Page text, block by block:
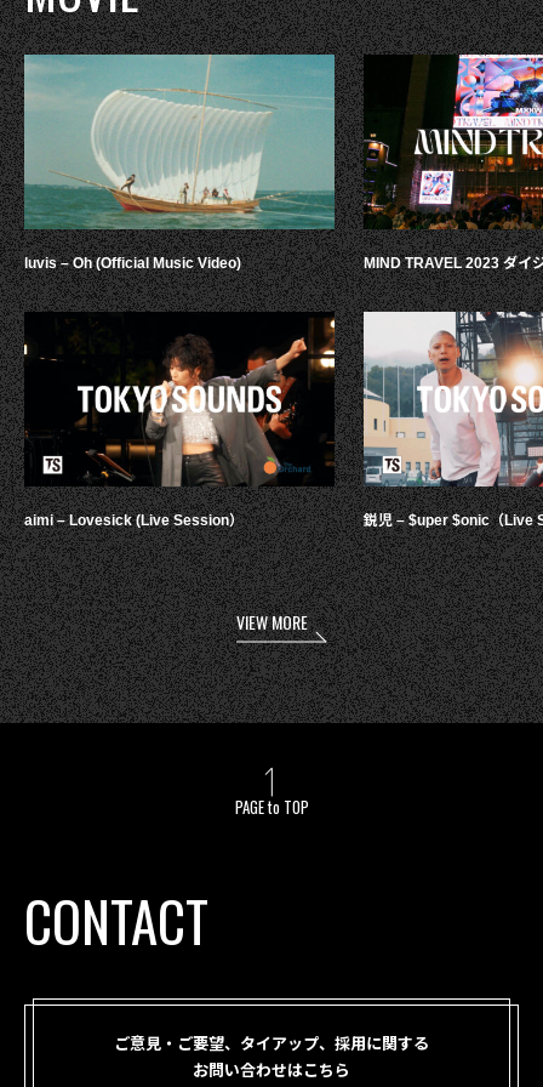
luvis – Oh (Official Music Video)
aimi – Lovesick (Live Session）
MIND TRAVEL 2023 ダイ
鋭児 – $uper $onic（Live
VIEW MORE
PAGE to TOP
CONTACT
ご意見・ご要望、タイアップ、採用に関する
お問い合わせはこちら